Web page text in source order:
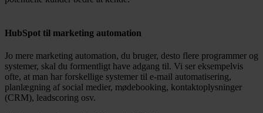
HubSpot til marketing automation
Jo mere marketing automation, du bruger, desto flere programmer og
systemer, skal du formentligt have adgang til. Vi ser eksempelvis
ofte, at man har forskellige systemer til e-mail automatisering,
planlægning af social medier, mødebooking, kontaktoplysninger
(CRM), leadscoring osv.